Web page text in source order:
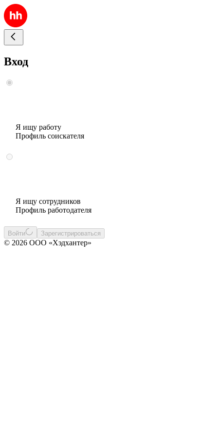
Вход
Я ищу работу
Профиль соискателя
Я ищу сотрудников
Профиль работодателя
Войти Зарегистрироваться
© 2026 ООО «Хэдхантер»